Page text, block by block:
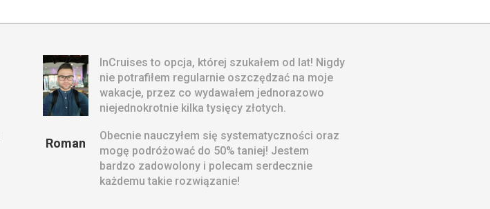
Roman
InCruises to opcja, której szukałem od lat! Nigdy
nie potrafiłem regularnie oszczędzać na moje
wakacje, przez co wydawałem jednorazowo
niejednokrotnie kilka tysięcy złotych.
Obecnie nauczyłem się systematyczności oraz
mogę podróżować do 50% taniej! Jestem
bardzo zadowolony i polecam serdecznie
każdemu takie rozwiązanie!